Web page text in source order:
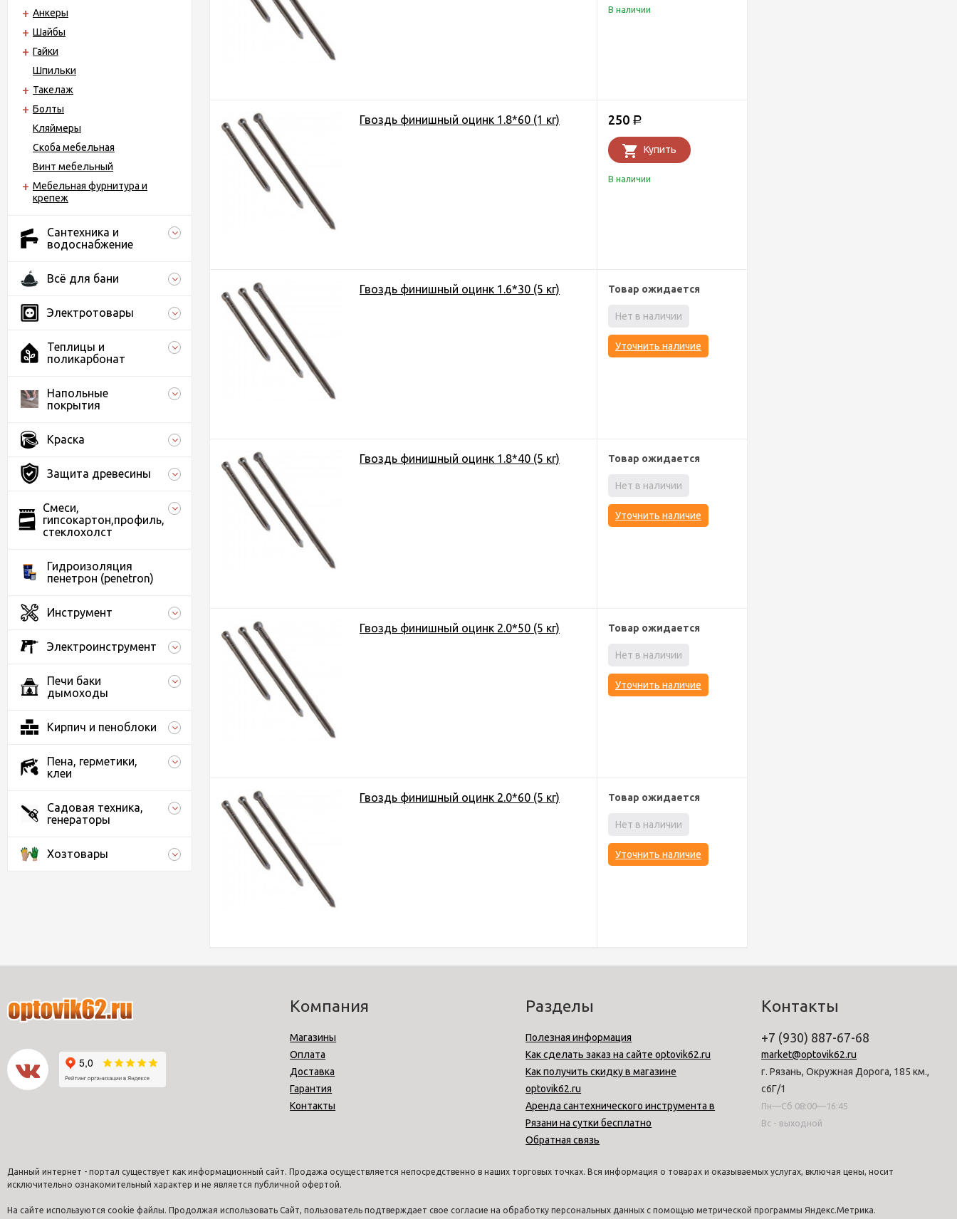
Анкеры
Шайбы
Гайки
Шпильки
Такелаж
Болты
Кляймеры
Скоба мебельная
Винт мебельный
Мебельная фурнитура и
крепеж
Сантехника и
водоснабжение
Всё для бани
Электротовары
Теплицы и
поликарбонат
Напольные
покрытия
Краска
Защита древесины
Смеси,
гипсокартон,профиль,
стеклохолст
Гидроизоляция
пенетрон (penetron)
Инструмент
Электроинструмент
Печи баки
дымоходы
Кирпич и пеноблоки
Пена, герметики,
клеи
Садовая техника,
генераторы
Хозтовары
В наличии
Гвоздь финишный оцинк 1.8*60 (1 кг) 250 Р
Купить
В наличии
Гвоздь финишный оцинк 1.6*30 (5 кг) Товар ожидается
Нет в наличии
Уточнить наличие
Гвоздь финишный оцинк 1.8*40 (5 кг) Товар ожидается
Нет в наличии
Уточнить наличие
Гвоздь финишный оцинк 2.0*50 (5 кг) Товар ожидается
Нет в наличии
Уточнить наличие
Гвоздь финишный оцинк 2.0*60 (5 кг) Товар ожидается
Нет в наличии
Уточнить наличие
Компания
Магазины
Оплата
Доставка
Гарантия
Контакты
Разделы
Полезная информация
Как сделать заказ на сайте optovik62.ru
Как получить скидку в магазине
optovik62.ru
Аренда сантехнического инструмента в
Рязани на сутки бесплатно
Обратная связь
Контакты
+7 (930) 887-67-68
market@optovik62.ru
г. Рязань, Окружная Дорога, 185 км.,
с6Г/1
Пн—Сб 08:00—16:45
Вс - выходной
Данный интернет - портал существует как информационный сайт. Продажа осуществляется непосредственно в наших торговых точках. Вся информация о товарах и оказываемых услугах, включая цены, носит
исключительно ознакомительный характер и не является публичной офертой.
На сайте используются cookie файлы. Продолжая использовать Сайт, пользователь подтверждает свое согласие на обработку персональных данных с помощью метрической программы Яндекс.Метрика.